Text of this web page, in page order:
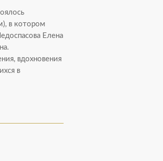
в котором
Елена
вдохновения
в